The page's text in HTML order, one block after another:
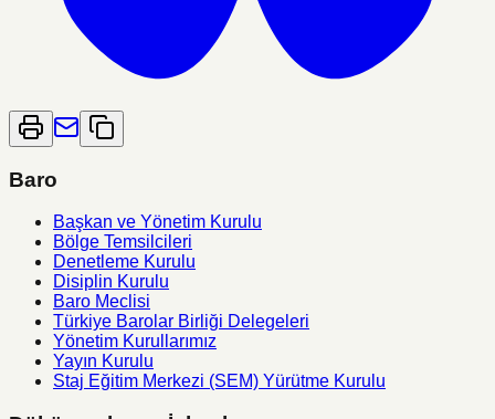
Baro
Başkan ve Yönetim Kurulu
Bölge Temsilcileri
Denetleme Kurulu
Disiplin Kurulu
Baro Meclisi
Türkiye Barolar Birliği Delegeleri
Yönetim Kurullarımız
Yayın Kurulu
Staj Eğitim Merkezi (SEM) Yürütme Kurulu